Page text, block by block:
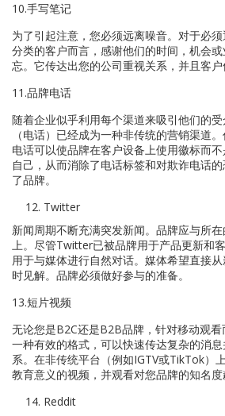
10.手写笔记
为了引起注意，您必须远离噪音。对于必
分类的客户而言，感谢他们的时间，机会
忘。它传达出您的公司重视关系，并且客户
11.品牌电话
随着企业似乎利用每个渠道来吸引他们的
（电话）已经成为一种非传统的营销渠道
电话可以使品牌在客户设备上使用徽标而
自己，从而消除了电话标签和对欺诈电话
了品牌。
Twitter
新闻周期不断充满突发新闻。品牌应与所
上。尽管Twitter已被品牌用于产品更新和
用于与媒体进行自然对话。媒体希望直接
时见解。品牌必须做好参与的准备。
13.短片视频
无论您是B2C还是B2B品牌，针对移动观
一种有效的格式，可以快速传达复杂的消
系。在非传统平台（例如IGTV或TikTok）
教育意义的视频，并观看对您品牌的知名度
Reddit